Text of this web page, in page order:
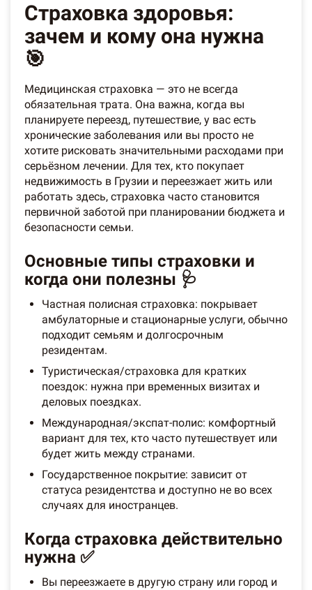
Страховка здоровья:
зачем и кому она нужна
🎯
Медицинская страховка — это не всегда
обязательная трата. Она важна, когда вы
планируете переезд, путешествие, у вас есть
хронические заболевания или вы просто не
хотите рисковать значительными расходами при
серьёзном лечении. Для тех, кто покупает
недвижимость в Грузии и переезжает жить или
работать здесь, страховка часто становится
первичной заботой при планировании бюджета и
безопасности семьи.
Основные типы страховки и
когда они полезны 🩺
Частная полисная страховка: покрывает
амбулаторные и стационарные услуги, обычно
подходит семьям и долгосрочным
резидентам.
Туристическая/страховка для кратких
поездок: нужна при временных визитах и
деловых поездках.
Международная/экспат-полис: комфортный
вариант для тех, кто часто путешествует или
будет жить между странами.
Государственное покрытие: зависит от
статуса резидентства и доступно не во всех
случаях для иностранцев.
Когда страховка действительно
нужна ✅
Вы переезжаете в другую страну или город и